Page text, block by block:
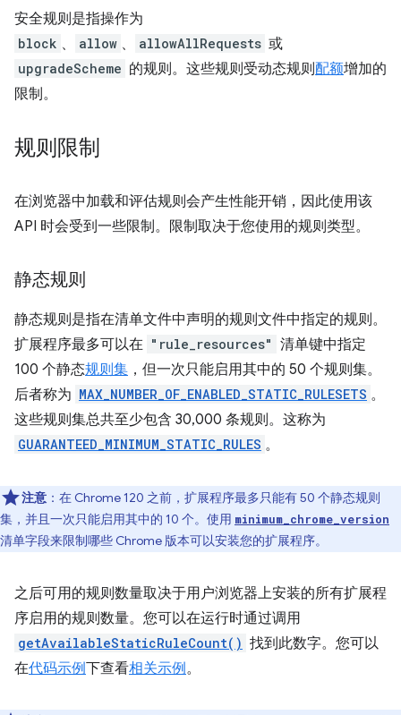
安全规则是指操作为
block 、 allow 、 allowAllRequests 或
upgradeScheme 的规则。这些规则受动态规则配额增加的
限制。
规则限制
在浏览器中加载和评估规则会产生性能开销，因此使用该
API 时会受到一些限制。限制取决于您使用的规则类型。
静态规则
静态规则是指在清单文件中声明的规则文件中指定的规则。
扩展程序最多可以在 "rule_resources" 清单键中指定
100 个静态规则集 ，但一次只能启用其中的 50 个规则集。
后者称为 MAX_NUMBER_OF_ENABLED_STATIC_RULESETS 。
这些规则集总共至少包含 30,000 条规则。这称为
GUARANTEED_MINIMUM_STATIC_RULES 。
注意 ：在 Chrome 120 之前，扩展程序最多只能有 50 个静态规则
集，并且一次只能启用其中的 10 个。使用 minimum_chrome_version
清单字段来限制哪些 Chrome 版本可以安装您的扩展程序。
之后可用的规则数量取决于用户浏览器上安装的所有扩展程
序启用的规则数量。您可以在运行时通过调用
getAvailableStaticRuleCount() 找到此数字。您可以
在代码示例下查看相关示例。